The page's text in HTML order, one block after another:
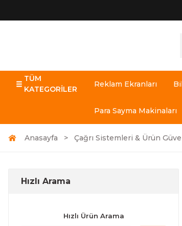
TÜM
KATEGORİLER
Reklam Ekranları
Para Sayma Makinaları
Anasayfa Çağrı Sistemleri & Ürün
Hızlı Arama
Hızlı Ürün Arama